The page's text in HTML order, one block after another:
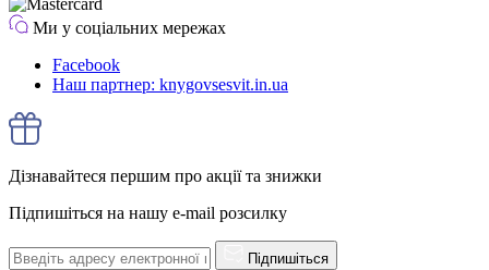
Ми у соціальних мережах
Facebook
Наш партнер: knygovsesvit.in.ua
Дізнавайтеся першим про акції та знижки
Підпишіться на нашу e-mail розсилку
Підпишіться